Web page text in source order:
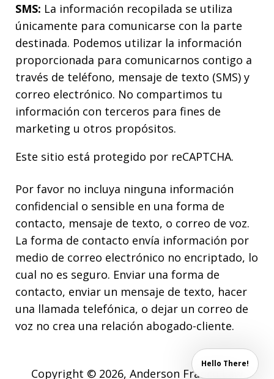
SMS: La información recopilada se utiliza
únicamente para comunicarse con la parte
destinada. Podemos utilizar la información
proporcionada para comunicarnos contigo a
través de teléfono, mensaje de texto (SMS) y
correo electrónico. No compartimos tu
información con terceros para fines de
marketing u otros propósitos.
Este sitio está protegido por reCAPTCHA.
Por favor no incluya ninguna información
confidencial o sensible en una forma de
contacto, mensaje de texto, o correo de voz.
La forma de contacto envía información por
medio de correo electrónico no encriptado, lo
cual no es seguro. Enviar una forma de
contacto, enviar un mensaje de texto, hacer
una llamada telefónica, o dejar un correo de
voz no crea una relación abogado-cliente.
Copyright © 2026, Anderson Franco Law
Hello There!